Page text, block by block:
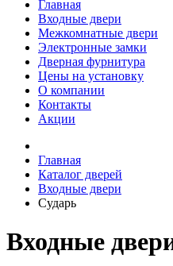
Главная
Входные двери
Межкомнатные двери
Электронные замки
Дверная фурнитура
Цены на установку
О компании
Контакты
Акции
Главная
Каталог дверей
Входные двери
Сударь
Входные